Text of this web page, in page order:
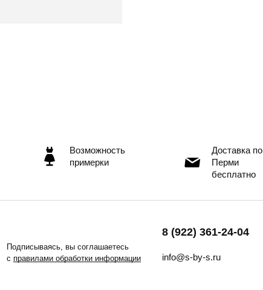
Возможность
примерки
Доставка по
Перми
бесплатно
8 (922) 361-24-04
info@s-by-s.ru
Подписываясь, вы соглашаетесь
с правилами обработки информации